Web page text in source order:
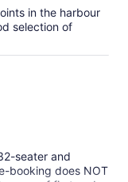
in the harbour
selection of
seater and
booking does NOT